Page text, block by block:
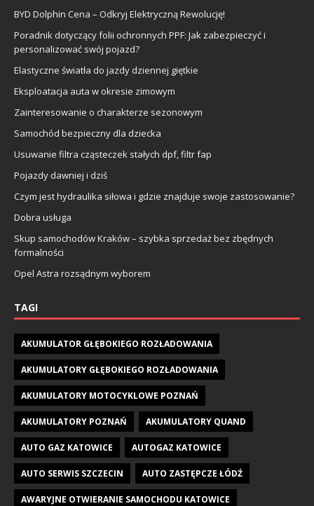
BYD Dolphin Cena – Odkryj Elektryczną Rewolucję!
Poradnik dotyczący folii ochronnych PPF: Jak zabezpieczyć i
personalizować swój pojazd?
Elastyczne światła do jazdy dziennej giętkie
Eksploatacja auta w okresie zimowym
Zainteresowanie o charakterze sezonowym
Samochód bezpieczny dla dziecka
Usuwanie filtra cząsteczek stałych dpf, filtr fap
Pojazdy dawniej i dziś
Czym jest hydraulika siłowa i gdzie znajduje swoje zastosowanie?
Dobra usługa
Skup samochodów Kraków – szybka sprzedaż bez zbędnych
formalności
Opel Astra rozsądnym wyborem
TAGI
AKUMULATOR GŁĘBOKIEGO ROZŁADOWANIA
AKUMULATORY GŁĘBOKIEGO ROZŁADOWANIA
AKUMULATORY MOTOCYKLOWE POZNAŃ
AKUMULATORY POZNAŃ AKUMULATORY QUAND
AUTO GAZ KATOWICE AUTOGAZ KATOWICE
AUTO SERWIS SZCZECIN AUTO ZASTĘPCZE ŁÓDŹ
AWARYJNE OTWIERANIE SAMOCHODU KATOWICE